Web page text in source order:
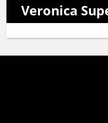
Veronica